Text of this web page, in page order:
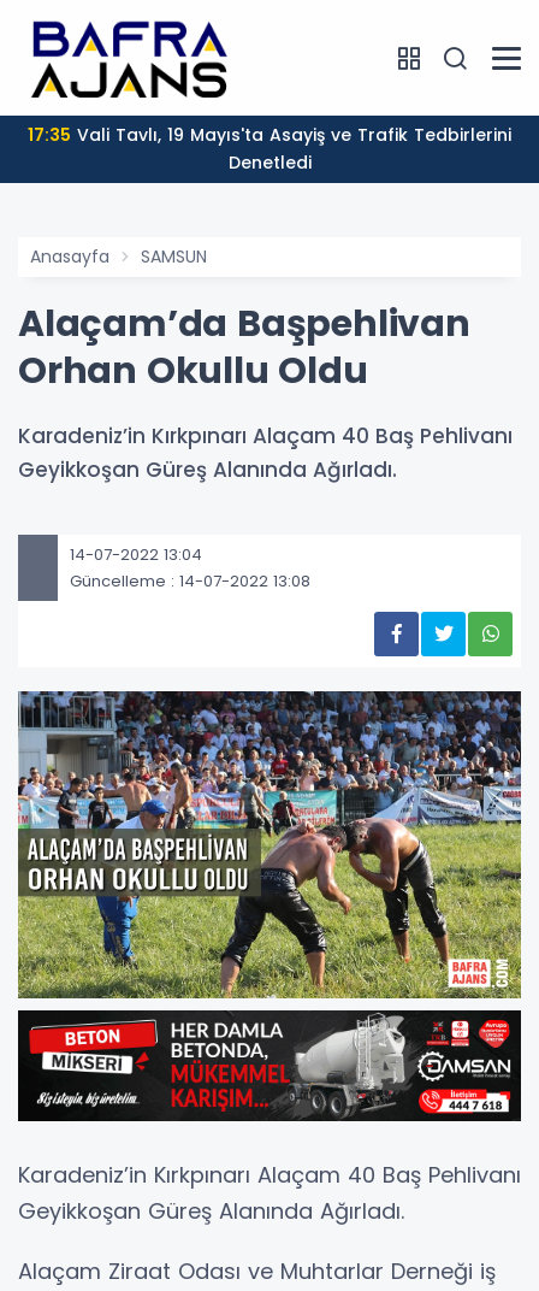
17:35
Denetledi
Anasayfa SAMSUN
Alaçam’da Başpehlivan
Orhan Okullu Oldu
Karadeniz’in Kırkpınarı Alaçam 40 Baş Pehlivanı
Geyikkoşan Güreş Alanında Ağırladı.
14-07-2022 13:04
Güncelleme : 14-07-2022 13:08
Karadeniz’in Kırkpınarı Alaçam 40 Baş Pehlivanı
Geyikkoşan Güreş Alanında Ağırladı.
Alaçam Ziraat Odası ve Muhtarlar Derneği iş